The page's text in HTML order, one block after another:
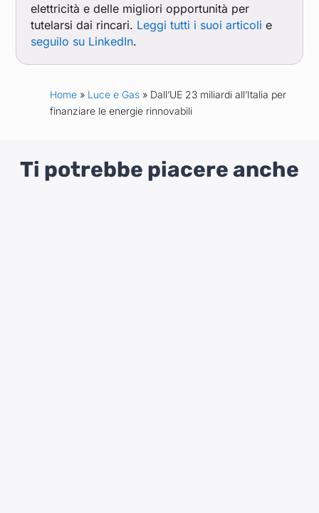
elettricità e delle migliori opportunità per
tutelarsi dai rincari. Leggi tutti i suoi articoli e
seguilo su LinkedIn.
Home» Luce e Gas» Dall’UE 23 miliardi all’Italia per
finanziare le energie rinnovabili
Ti potrebbe piacere anche